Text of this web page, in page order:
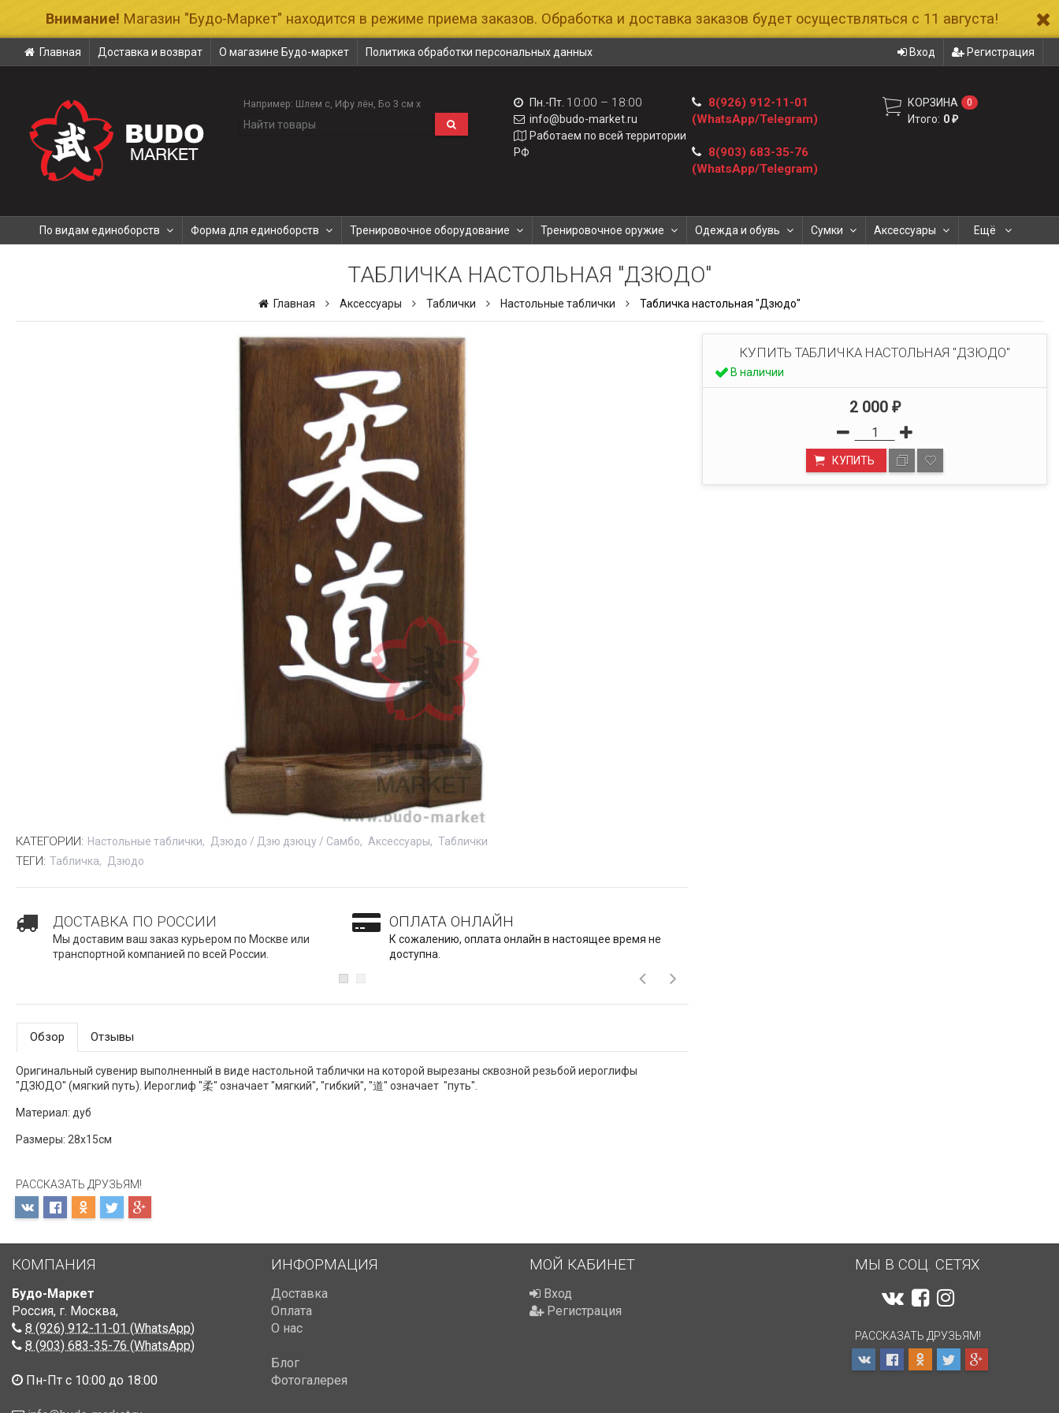
Внимание! Магазин "Будо-Маркет" находится в режиме приема заказов. Обработка и доставка заказов будет осуществляться с 11 августа!
Главная Доставка и возврат О магазине Будо-маркет Политика обработки персональных данных Вход Регистрация
Например: Шлем с Ифу лён Бо 3 см х Пн.-Пт. 10:00 – 18:00
info@budo-market.ru
Работаем по всей территории
РФ
8(926) 912-11-01
(WhatsApp/Telegram)
8(903) 683-35-76
(WhatsApp/Telegram)
КОРЗИНА 0
Итого: 0₽
По видам единоборств Форма для единоборств Тренировочное оборудование Тренировочное оружие Одежда и обувь Сумки Аксессуары Ещё
ТАБЛИЧКА НАСТОЛЬНАЯ "ДЗЮДО"
Главная Аксессуары Таблички Настольные таблички Табличка настольная "Дзюдо"
КУПИТЬ ТАБЛИЧКА НАСТОЛЬНАЯ "ДЗЮДО"
В наличии
2 000 ₽
КУПИТЬ
КАТЕГОРИИ: Настольные таблички Дзюдо / Дзю дзюцу / Самбо Аксессуары Таблички
ТЕГИ: Табличка Дзюдо
ДОСТАВКА ПО РОССИИ
Мы доставим ваш заказ курьером по Москве или
транспортной компанией по всей России.
ОПЛАТА ОНЛАЙН
К сожалению, оплата онлайн в настоящее время не
доступна.
Обзор Отзывы
Оригинальный сувенир выполненный в виде настольной таблички на которой вырезаны сквозной резьбой иероглифы
"ДЗЮДО" (мягкий путь). Иероглиф "柔" означает "мягкий", "гибкий", "道" означает "путь".
Материал: дуб
Размеры: 28х15см
РАССКАЗАТЬ ДРУЗЬЯМ!
КОМПАНИЯ
Будо-Маркет
Россия, г. Москва,
8 (926) 912-11-01 (WhatsApp)
8 (903) 683-35-76 (WhatsApp)
Пн-Пт с 10:00 до 18:00
ИНФОРМАЦИЯ
Доставка
Оплата
О нас
Блог
Фотогалерея
МОЙ КАБИНЕТ
Вход
Регистрация
МЫ В СОЦ. СЕТЯХ
РАССКАЗАТЬ ДРУЗЬЯМ!